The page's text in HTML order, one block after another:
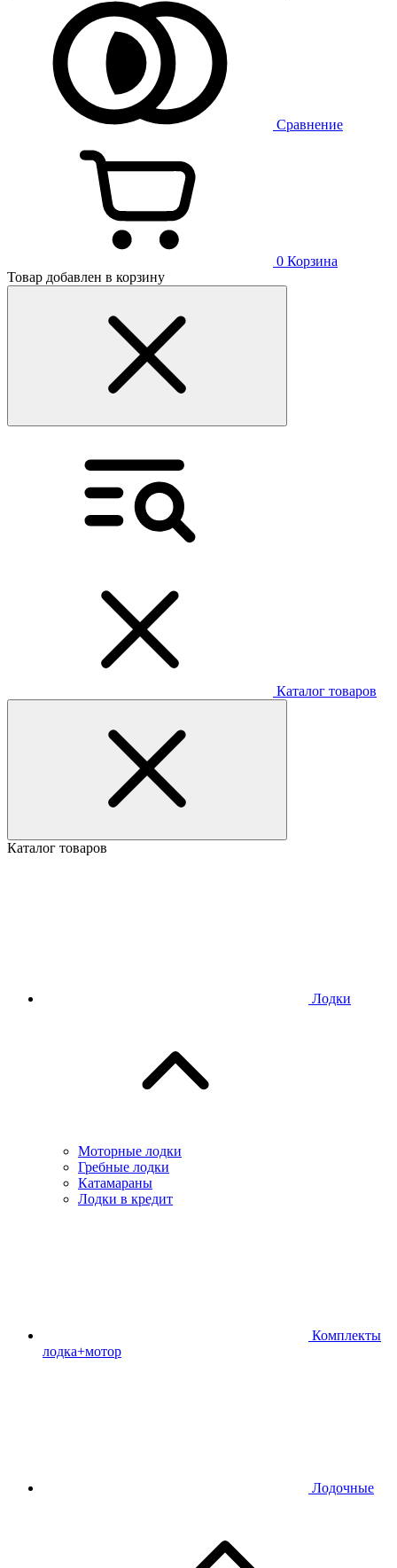
Сравнение
0 Корзина
Товар добавлен в корзину
Каталог товаров
Каталог товаров
Лодки
Моторные лодки
Гребные лодки
Катамараны
Лодки в кредит
Комплекты
лодка+мотор
Лодочные